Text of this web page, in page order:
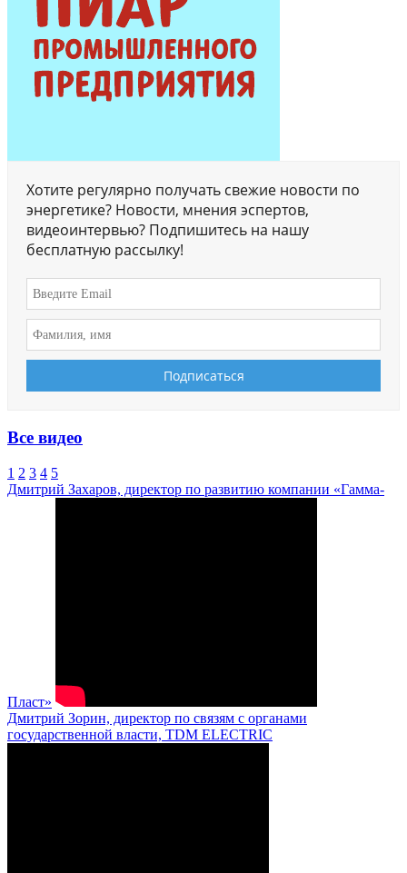
Хотите регулярно получать свежие новости по
энергетике? Новости, мнения эспертов,
видеоинтервью? Подпишитесь на нашу
бесплатную рассылку!
Все видео
1 2 3 4 5
Дмитрий Захаров, директор по развитию компании «Гамма-
Пласт»
Дмитрий Зорин, директор по связям с органами
государственной власти, TDM ELECTRIC